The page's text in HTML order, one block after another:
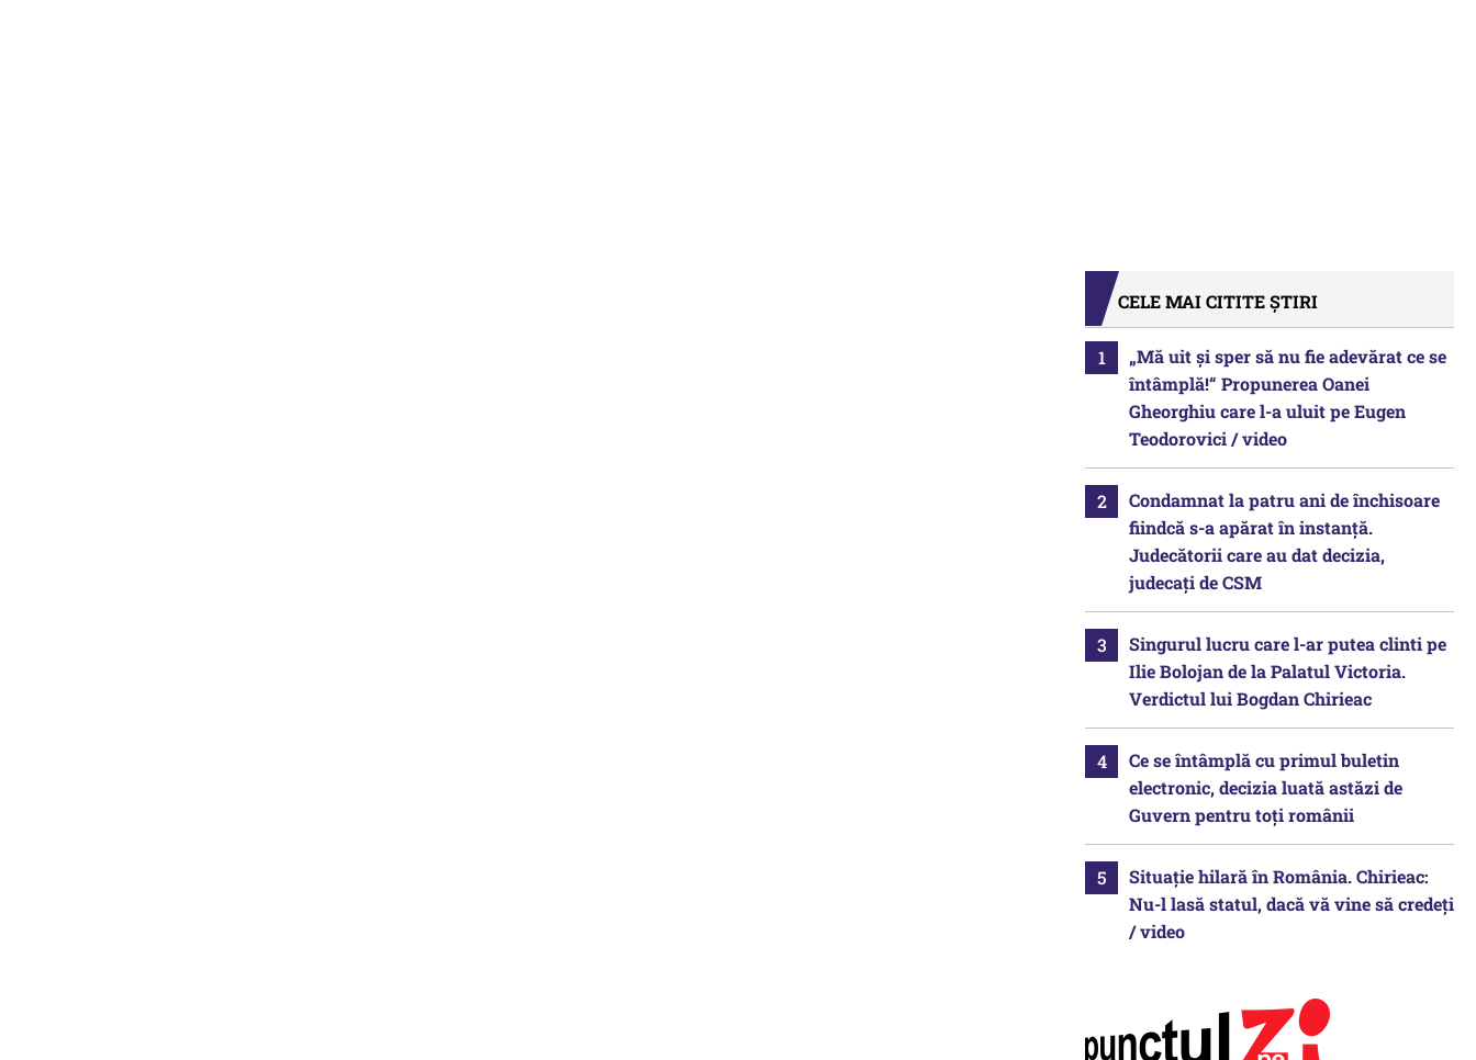
CELE MAI CITITE ȘTIRI
„Mă uit și sper să nu fie adevărat ce se
întâmplă!“ Propunerea Oanei
Gheorghiu care l-a uluit pe Eugen
Teodorovici / video
Condamnat la patru ani de închisoare
fiindcă s-a apărat în instanță.
Judecătorii care au dat decizia,
judecați de CSM
Singurul lucru care l-ar putea clinti pe
Ilie Bolojan de la Palatul Victoria.
Verdictul lui Bogdan Chirieac
Ce se întâmplă cu primul buletin
electronic, decizia luată astăzi de
Guvern pentru toți românii
Situație hilară în România. Chirieac:
Nu-l lasă statul, dacă vă vine să credeți
/ video